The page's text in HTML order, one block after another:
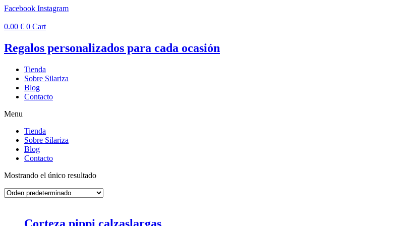
Ir
contenido
Facebook Instagram
0.00 € 0 Cart
Regalos personalizados para cada ocasión
Tienda
Sobre Silariza
Blog
Contacto
Menu
Tienda
Sobre Silariza
Blog
Contacto
Mostrando el único resultado
Corteza pippi calzaslargas